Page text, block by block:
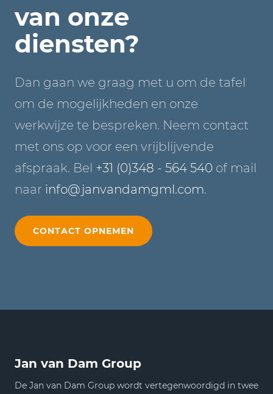
van onze
diensten?
Dan gaan we graag met u om de tafel
om de mogelijkheden en onze
werkwijze te bespreken. Neem contact
met ons op voor een vrijblijvende
afspraak. Bel +31 (0)348 - 564 540 of mail
naar info@janvandamgml.com.
CONTACT OPNEMEN
Jan van Dam Group
De Jan van Dam Group wordt vertegenwoordigd in twee